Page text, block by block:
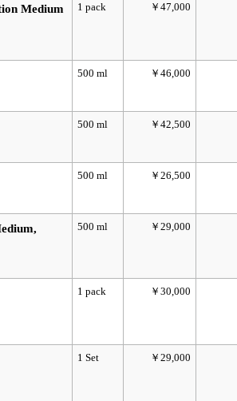
Medium
1 pack
￥47,000
500 ml
￥46,000
500 ml
￥42,500
500 ml
￥26,500
500 ml
￥29,000
1 pack
￥30,000
1 Set
￥29,000